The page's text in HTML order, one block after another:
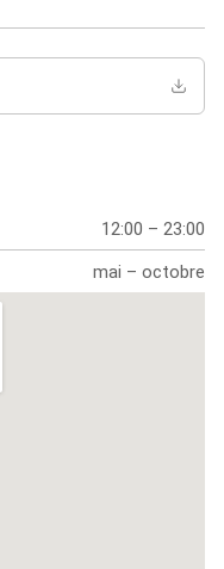
12:00 – 23:00
mai – octobre